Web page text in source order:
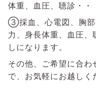
体重、血圧、聴診・・
③採血、心電図、胸部
力、身長体重、血圧
しになります。
その他、ご希望に合
で、お気軽にお越しく